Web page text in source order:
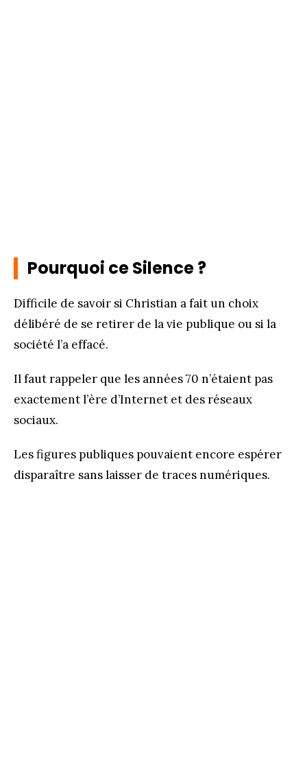
Pourquoi ce Silence ?
Difficile de savoir si Christian a fait un choix
délibéré de se retirer de la vie publique ou si la
société l’a effacé.
Il faut rappeler que les années 70 n’étaient pas
exactement l’ère d’Internet et des réseaux
sociaux.
Les figures publiques pouvaient encore espérer
disparaître sans laisser de traces numériques.